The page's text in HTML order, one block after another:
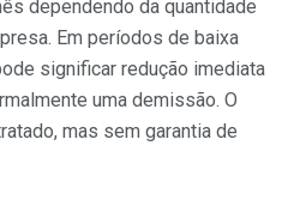
dependendo da quantidade
Em períodos de baixa
significar redução imediata
uma demissão. O
mas sem garantia de